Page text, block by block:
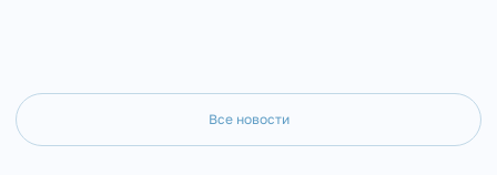
Все новости